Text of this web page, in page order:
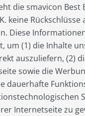
die smavicon Best
keine Rückschlüsse
Diese
um (1) die Inhalte
auszuliefern, (2)
sowie die
dauerhafte
Internetseite zu